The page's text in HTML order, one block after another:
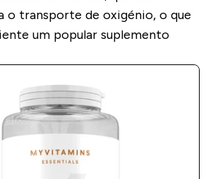
o transporte de oxigénio, o que
um popular suplemento